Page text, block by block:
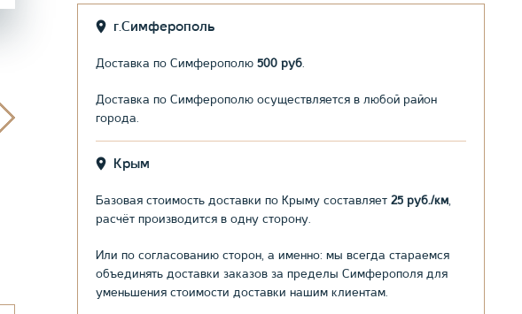
г.Симферополь
Доставка по Симферополю 500 руб
Доставка по Симферополю осуществляется в любой район
города.
Крым
Базовая стоимость доставки по Крыму составляет 25 руб./км
расчёт производится в одну сторону.
Или по согласованию сторон, а именно: мы всегда стараемся
объединять доставки заказов за пределы Симферополя для
уменьшения стоимости доставки нашим клиентам.